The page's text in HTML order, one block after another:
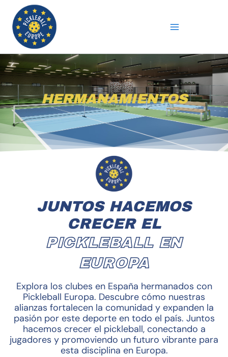
contenido
HERMANAMIENTOS
JUNTOS HACEMOS
CRECER EL
PICKLEBALL EN
EUROPA
Explora los clubes en España hermanados con
Pickleball Europa. Descubre cómo nuestras
alianzas fortalecen la comunidad y expanden la
pasión por este deporte en todo el país. Juntos
hacemos crecer el pickleball, conectando a
jugadores y promoviendo un futuro vibrante para
esta disciplina en Europa.